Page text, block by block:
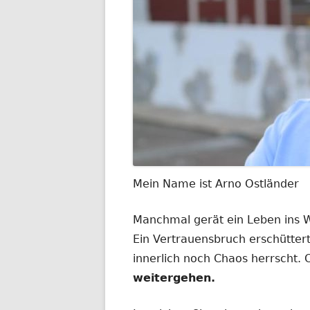
Mein Name ist Arno Ostländer
Manchmal gerät ein Leben ins
Ein Vertrauensbruch
innerlich noch Chaos herrscht.
weitergehen.